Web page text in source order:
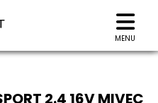
MENU
2.4 16V MIVEC